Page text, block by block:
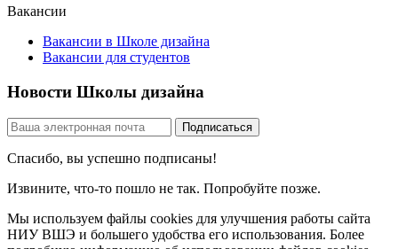
Вакансии
Вакансии в Школе дизайна
Вакансии для студентов
Новости Школы дизайна
Спасибо, вы успешно подписаны!
Извините, что-то пошло не так. Попробуйте позже.
Мы используем файлы cookies для улучшения работы сайта
НИУ ВШЭ и большего удобства его использования. Более